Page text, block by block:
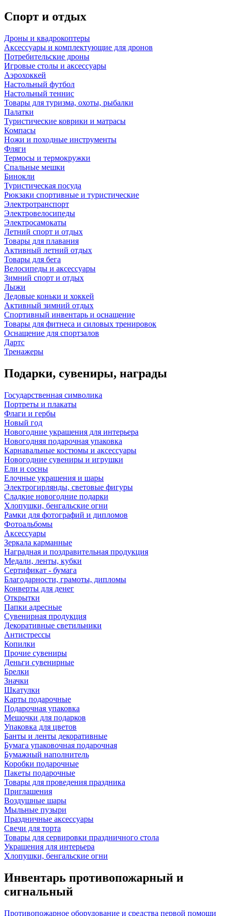
Спорт и отдых
Дроны и квадрокоптеры
Аксессуары и комплектующие для дронов
Потребительские дроны
Игровые столы и аксессуары
Аэрохоккей
Настольный футбол
Настольный теннис
Товары для туризма, охоты, рыбалки
Палатки
Туристические коврики и матрасы
Компасы
Ножи и походные инструменты
Фляги
Термосы и термокружки
Спальные мешки
Бинокли
Туристическая посуда
Рюкзаки спортивные и туристические
Электротранспорт
Электровелосипеды
Электросамокаты
Летний спорт и отдых
Товары для плавания
Активный летний отдых
Товары для бега
Велосипеды и аксессуары
Зимний спорт и отдых
Лыжи
Ледовые коньки и хоккей
Активный зимний отдых
Спортивный инвентарь и оснащение
Товары для фитнеса и силовых тренировок
Оснащение для спортзалов
Дартс
Тренажеры
Подарки, сувениры, награды
Государственная символика
Портреты и плакаты
Флаги и гербы
Новый год
Новогодние украшения для интерьера
Новогодняя подарочная упаковка
Карнавальные костюмы и аксессуары
Новогодние сувениры и игрушки
Ели и сосны
Елочные украшения и шары
Электрогирлянды, световые фигуры
Сладкие новогодние подарки
Хлопушки, бенгальские огни
Рамки для фотографий и дипломов
Фотоальбомы
Аксессуары
Зеркала карманные
Наградная и поздравительная продукция
Медали, ленты, кубки
Сертификат - бумага
Благодарности, грамоты, дипломы
Конверты для денег
Открытки
Папки адресные
Сувенирная продукция
Декоративные светильники
Антистрессы
Копилки
Прочие сувениры
Деньги сувенирные
Брелки
Значки
Шкатулки
Карты подарочные
Подарочная упаковка
Мешочки для подарков
Упаковка для цветов
Банты и ленты декоративные
Бумага упаковочная подарочная
Бумажный наполнитель
Коробки подарочные
Пакеты подарочные
Товары для проведения праздника
Приглашения
Воздушные шары
Мыльные пузыри
Праздничные аксессуары
Свечи для торта
Товары для сервировки праздничного стола
Украшения для интерьера
Хлопушки, бенгальские огни
Инвентарь противопожарный и
сигнальный
Противопожарное оборудование и средства первой помощи